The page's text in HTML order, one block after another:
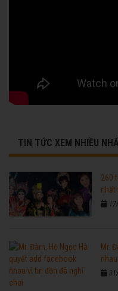
TIN TỨC XEM NHIỀU
260
nhất
Mr.